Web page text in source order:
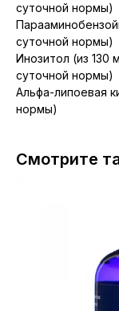
суточной нормы)
суточной нормы)
Инозитол (из 130
суточной нормы)
Альфа-липоевая
нормы)
Смотрите